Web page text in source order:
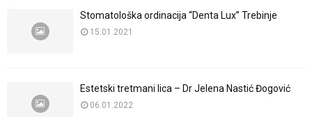
Stomatološka ordinacija “Denta Lux” Trebinje
15.01.2021
Estetski tretmani lica – Dr Jelena Nastić Đogović
06.01.2022